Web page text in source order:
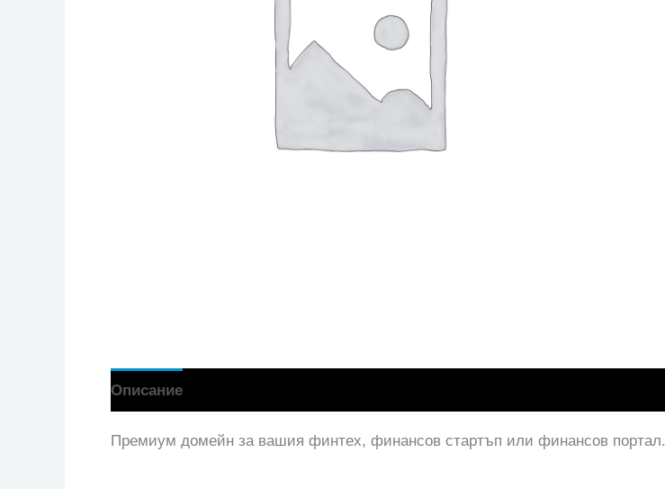
Описание
Премиум домейн за вашия финтех, финансов стартъп или финансов портал.